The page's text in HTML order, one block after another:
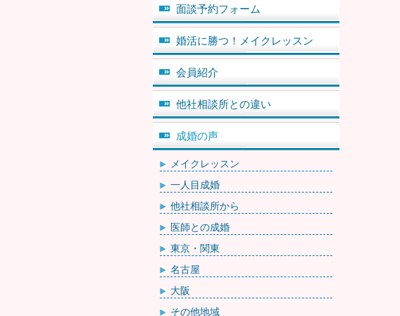
面談予約フォーム
婚活に勝つ！メイクレッスン
会員紹介
他社相談所との違い
成婚の声
メイクレッスン
一人目成婚
他社相談所から
医師との成婚
東京・関東
名古屋
大阪
その他地域